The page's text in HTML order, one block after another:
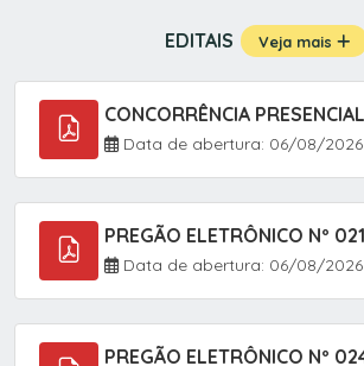
EDITAIS Veja mais
Data de abertura: 06/08/2026
Data de abertura: 06/08/2026